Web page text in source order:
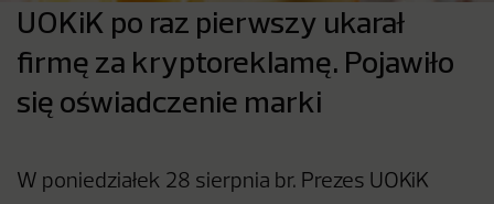
UOKiK po raz pierwszy ukarał
firmę za kryptoreklamę. Pojawiło
się oświadczenie marki
W poniedziałek 28 sierpnia br. Prezes UOKiK